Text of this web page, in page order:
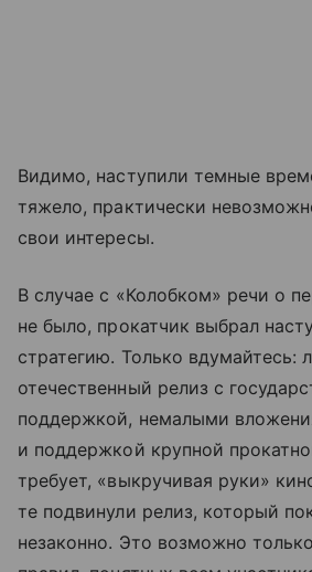
Видимо, наступили темные
тяжело, практически
свои интересы.
В случае с «Колобком» речи о
не было, прокатчик выбрал
стратегию. Только вдумайтесь:
отечественный релиз с
поддержкой, немалыми
и поддержкой крупной
требует, «выкручивая руки»
те подвинули релиз, который
незаконно. Это возможно